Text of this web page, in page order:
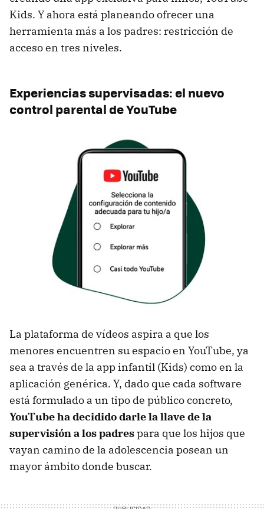
Kids. Y ahora está planeando ofrecer una
herramienta más a los padres: restricción de
acceso en tres niveles.
Experiencias supervisadas: el nuevo
control parental de YouTube
La plataforma de vídeos aspira a que los
menores encuentren su espacio en YouTube, ya
sea a través de la app infantil (Kids) como en la
aplicación genérica. Y, dado que cada software
está formulado a un tipo de público concreto,
YouTube ha decidido darle la llave de la
supervisión a los padrespara que los hijos que
vayan camino de la adolescencia posean un
mayor ámbito donde buscar.